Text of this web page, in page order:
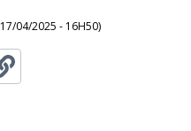
17/04/2025 - 16H50)